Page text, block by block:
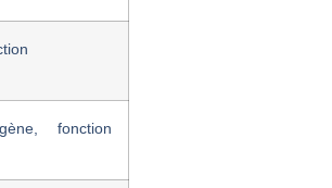
fonction